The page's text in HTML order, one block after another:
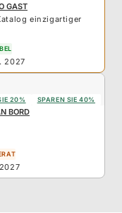
GAST
einzigartiger
2027
20% SPAREN SIE 40%
BORD